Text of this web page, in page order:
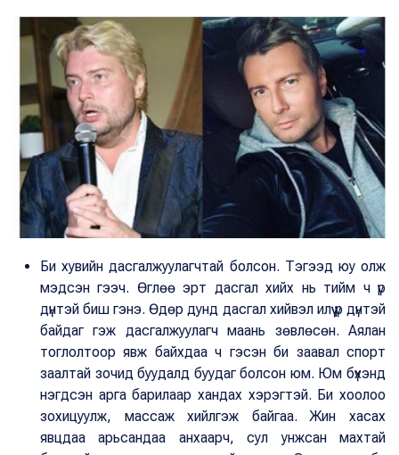
Би хувийн дасгалжуулагчтай болсон. Тэгээд юу олж
мэдсэн гээч. Өглөө эрт дасгал хийх нь тийм ч үр
дүнтэй биш гэнэ. Өдөр дунд дасгал хийвэл илүү үр дүнтэй
байдаг гэж дасгалжуулагч маань зөвлөсөн. Аялан
тоглолтоор явж байхдаа ч гэсэн би заавал спорт
заалтай зочид буудалд буудаг болсон юм. Юм бүхэнд
нэгдсэн арга барилаар хандах хэрэгтэй. Би хоолоо
зохицуулж, массаж хийлгэж байгаа. Жин хасах
явцдаа арьсандаа анхаарч, сул унжсан махтай